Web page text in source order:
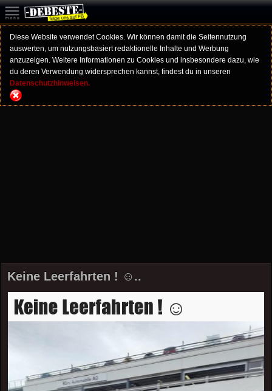
Diese Website verwendet Cookies. Wir können damit die Seitennutzung
auswerten, um nutzungsbasiert redaktionelle Inhalte und Werbung
anzuzeigen. Weitere Informationen zu Cookies und insbesondere dazu, wie
du deren Verwendung widersprechen kannst, findest du in unseren
Datenschutzhinweisen.
Keine Leerfahrten ! ☺..